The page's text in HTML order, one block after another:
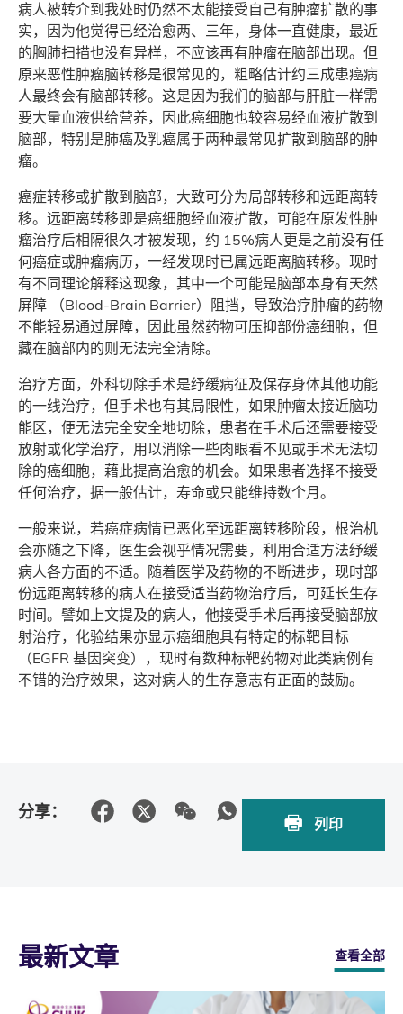
病人被转介到我处时仍然不太能接受自己有肿瘤扩散的事
实，因为他觉得已经治愈两、三年，身体一直健康，最近
的胸肺扫描也没有异样，不应该再有肿瘤在脑部出现。但
原来恶性肿瘤脑转移是很常见的，粗略估计约三成患癌病
人最终会有脑部转移。这是因为我们的脑部与肝脏一样需
要大量血液供给营养，因此癌细胞也较容易经血液扩散到
脑部，特别是肺癌及乳癌属于两种最常见扩散到脑部的肿
瘤。
癌症转移或扩散到脑部，大致可分为局部转移和远距离转
移。远距离转移即是癌细胞经血液扩散，可能在原发性肿
瘤治疗后相隔很久才被发现，约 15%病人更是之前没有任
何癌症或肿瘤病历，一经发现时已属远距离脑转移。现时
有不同理论解释这现象，其中一个可能是脑部本身有天然
屏障 （Blood-Brain Barrier）阻挡，导致治疗肿瘤的药物
不能轻易通过屏障，因此虽然药物可压抑部份癌细胞，但
藏在脑部内的则无法完全清除。
治疗方面，外科切除手术是纾缓病征及保存身体其他功能
的一线治疗，但手术也有其局限性，如果肿瘤太接近脑功
能区，便无法完全安全地切除，患者在手术后还需要接受
放射或化学治疗，用以消除一些肉眼看不见或手术无法切
除的癌细胞，藉此提高治愈的机会。如果患者选择不接受
任何治疗，据一般估计，寿命或只能维持数个月。
一般来说，若癌症病情已恶化至远距离转移阶段，根治机
会亦随之下降，医生会视乎情况需要，利用合适方法纾缓
病人各方面的不适。随着医学及药物的不断进步，现时部
份远距离转移的病人在接受适当药物治疗后，可延长生存
时间。譬如上文提及的病人，他接受手术后再接受脑部放
射治疗，化验结果亦显示癌细胞具有特定的标靶目标
（EGFR 基因突变），现时有数种标靶药物对此类病例有
不错的治疗效果，这对病人的生存意志有正面的鼓励。
分享：
列印
最新文章 查看全部